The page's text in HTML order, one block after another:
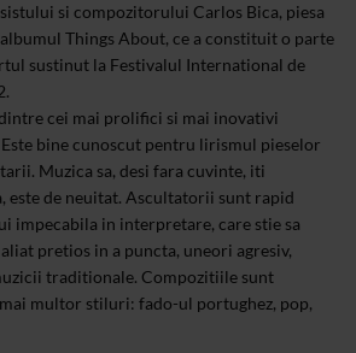
si compozitorului Carlos Bica, piesa
Things About, ce a constituit o parte
sustinut la Festivalul International de
cei mai prolifici si mai inovativi
bine cunoscut pentru lirismul pieselor
Muzica sa, desi fara cuvinte, iti
este de neuitat. Ascultatorii sunt rapid
impecabila in interpretare, care stie sa
pretios in a puncta, uneori agresiv,
traditionale. Compozitiile sunt
multor stiluri: fado-ul portughez, pop,